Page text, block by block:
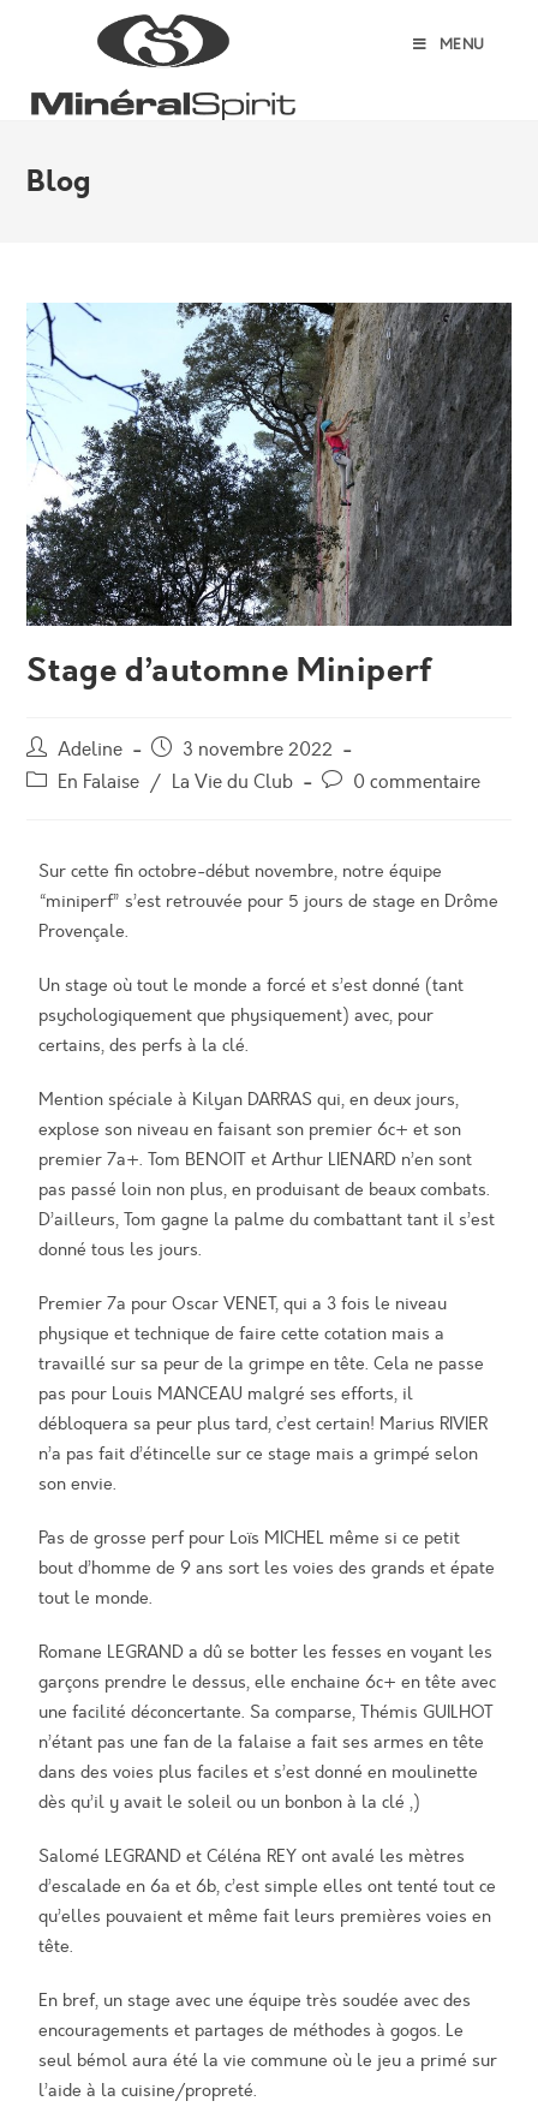
MENU
Blog
Stage d’automne Miniperf
Adeline
3 novembre 2022
En Falaise / La Vie du Club 0 commentaire
Sur cette fin octobre-début novembre, notre équipe
“miniperf” s’est retrouvée pour 5 jours de stage en Drôme
Provençale.
Un stage où tout le monde a forcé et s’est donné (tant
psychologiquement que physiquement) avec, pour
certains, des perfs à la clé.
Mention spéciale à Kilyan DARRAS qui, en deux jours,
explose son niveau en faisant son premier 6c+ et son
premier 7a+. Tom BENOIT et Arthur LIENARD n’en sont
pas passé loin non plus, en produisant de beaux combats.
D’ailleurs, Tom gagne la palme du combattant tant il s’est
donné tous les jours.
Premier 7a pour Oscar VENET, qui a 3 fois le niveau
physique et technique de faire cette cotation mais a
travaillé sur sa peur de la grimpe en tête. Cela ne passe
pas pour Louis MANCEAU malgré ses efforts, il
débloquera sa peur plus tard, c’est certain! Marius RIVIER
n’a pas fait d’étincelle sur ce stage mais a grimpé selon
son envie.
Pas de grosse perf pour Loïs MICHEL même si ce petit
bout d’homme de 9 ans sort les voies des grands et épate
tout le monde.
Romane LEGRAND a dû se botter les fesses en voyant les
garçons prendre le dessus, elle enchaine 6c+ en tête avec
une facilité déconcertante. Sa comparse, Thémis GUILHOT
n’étant pas une fan de la falaise a fait ses armes en tête
dans des voies plus faciles et s’est donné en moulinette
dès qu’il y avait le soleil ou un bonbon à la clé ,)
Salomé LEGRAND et Céléna REY ont avalé les mètres
d’escalade en 6a et 6b, c’est simple elles ont tenté tout ce
qu’elles pouvaient et même fait leurs premières voies en
tête.
En bref, un stage avec une équipe très soudée avec des
encouragements et partages de méthodes à gogos. Le
seul bémol aura été la vie commune où le jeu a primé sur
l’aide à la cuisine/propreté.